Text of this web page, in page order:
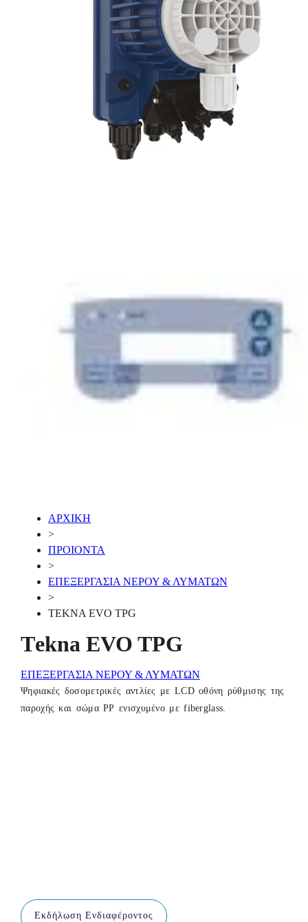
ΑΡΧΙΚΗ
>
ΠΡΟΙΟΝΤΑ
>
ΕΠΕΞΕΡΓΑΣΙΑ ΝΕΡΟΥ & ΛΥΜΑΤΩΝ
>
ΤEKNA EVO TPG
Τekna EVO TPG
ΕΠΕΞΕΡΓΑΣΙΑ ΝΕΡΟΥ & ΛΥΜΑΤΩΝ
Ψηφιακές δοσομετρικές αντλίες με LCD οθόνη ρύθμισης της
παροχής και σώμα ΡΡ ενισχυμένο με fiberglass.
Εκδήλωση Ενδιαφέροντος